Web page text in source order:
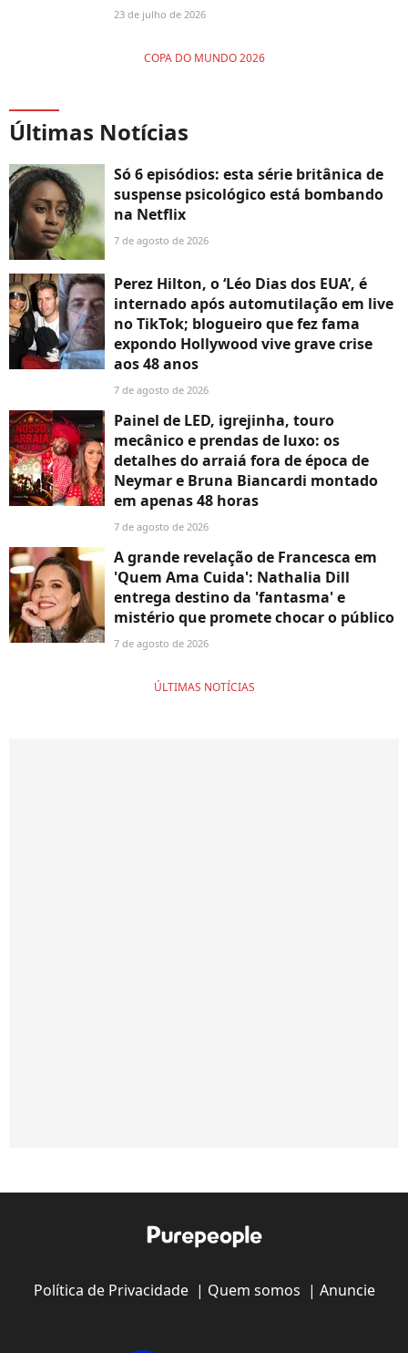
23 de julho de 2026
COPA DO MUNDO 2026
Últimas Notícias
Só 6 episódios: esta série britânica de
suspense psicológico está bombando
na Netflix
7 de agosto de 2026
Perez Hilton, o ‘Léo Dias dos EUA’, é
internado após automutilação em live
no TikTok; blogueiro que fez fama
expondo Hollywood vive grave crise
aos 48 anos
7 de agosto de 2026
Painel de LED, igrejinha, touro
mecânico e prendas de luxo: os
detalhes do arraiá fora de época de
Neymar e Bruna Biancardi montado
em apenas 48 horas
7 de agosto de 2026
A grande revelação de Francesca em
'Quem Ama Cuida': Nathalia Dill
entrega destino da 'fantasma' e
mistério que promete chocar o público
7 de agosto de 2026
ÚLTIMAS NOTÍCIAS
Política de Privacidade| Quem somos | Anuncie